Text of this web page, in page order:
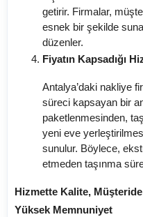
getirir. Firmalar,
esnek bir şekilde
düzenler.
Fiyatın Kapsadığı
Antalya’daki nakliye
süreci kapsayan bir
paketlenmesinden,
yeni eve
sunulur. Böylece,
etmeden taşınma
Hizmette Kalite,
Yüksek Memnuniyet